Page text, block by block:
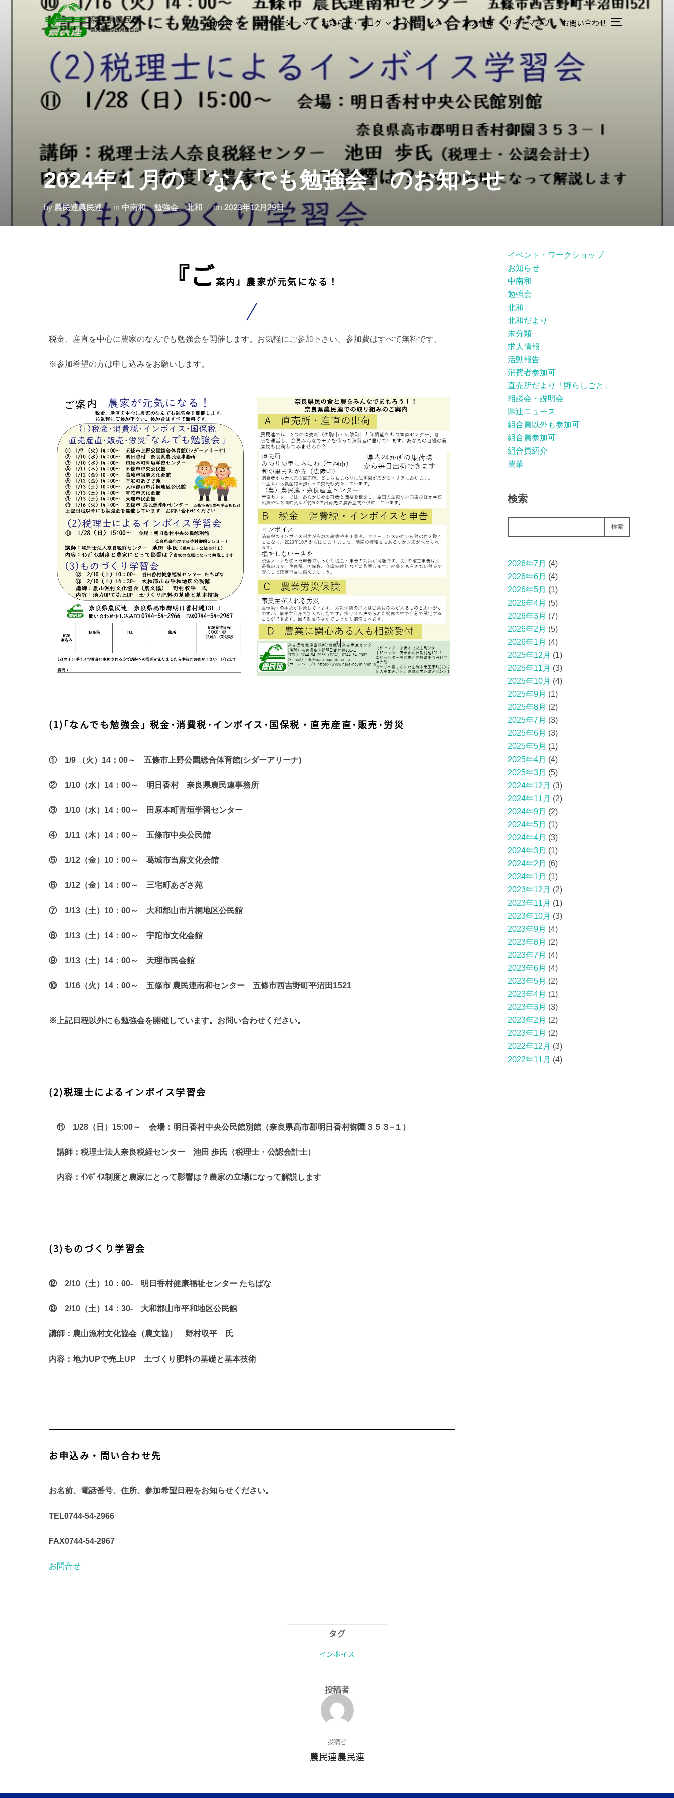
活動内容 産直センター お知らせ・ブログ 外部リンク 求人情報 サイトマップ お問い合わせ
2024年１月の「なんでも勉強会」のお知らせ
by 農民連農民連 in 中南和、勉強会、北和 on 2023年12月29日
『ご案内』農家が元気になる！
税金、産直を中心に農家のなんでも勉強会を開催します。お気軽にご参加下さい。参加費はすべて無料です。
※参加希望の方は申し込みをお願いします。
(1)｢なんでも勉強会｣ 税金･消費税･インボイス･国保税・直売産直･販売･労災
① 1/9 （火） 14 ： 00～ 五條市上野公園総合体育館(シダーアリーナ)
② 1/10 （水） 14 ： 00～ 明日香村 奈良県農民連事務所
③ 1/10 （水） 14 ： 00～ 田原本町青垣学習センター
④ 1/11 （木） 14 ： 00～ 五條市中央公民館
⑤ 1/12 （金） 10 ： 00～ 葛城市当麻文化会館
⑥ 1/12 （金） 14 ： 00～ 三宅町あざさ苑
⑦ 1/13 （土） 10 ： 00～ 大和郡山市片桐地区公民館
⑧ 1/13 （土） 14 ： 00～ 宇陀市文化会館
⑨ 1/13 （土） 14 ： 00～ 天理市民会館
⑩ 1/16 （火） 14 ： 00～ 五條市 農民連南和センター 五條市西吉野町平沼田 1521
※上記日程以外にも勉強会を開催しています。お問い合わせください。
(2)税理士によるインボイス学習会
⑪ 1/28 （日） 15:00～ 会場：明日香村中央公民館別館（奈良県高市郡明日香村御園３５３−１）
講師： 税理士法人奈良税経センター 池田 歩氏 （税理士・公認会計士）
内容：ｲﾝﾎﾞｲｽ制度と農家にとって影響は？ 農家の立場になって解説します
(3)ものづくり学習会
⑫ 2/10 （土） 10 ： 00- 明日香村健康福祉センター たちばな
⑬ 2/10 （土） 14 ： 30- 大和郡山市平和地区公民館
講師： 農山漁村文化協会（農文協） 野村収平 氏
内容：地力UPで売上UP 土づくり肥料の基礎と基本技術
お申込み・問い合わせ先
お名前、電話番号、住所、参加希望日程をお知らせください。
TEL0744-54-2966
FAX0744-54-2967
お問合せ
イベント・ワークショップ
お知らせ
中南和
勉強会
北和
北和だより
未分類
求人情報
活動報告
消費者参加可
直売所だより「野らしごと」
相談会・説明会
県連ニュース
組合員以外も参加可
組合員参加可
組合員紹介
農業
検索
検索
2026年7月 (4)
2026年6月 (4)
2026年5月 (1)
2026年4月 (5)
2026年3月 (7)
2026年2月 (5)
2026年1月 (4)
2025年12月 (1)
2025年11月 (3)
2025年10月 (4)
2025年9月 (1)
2025年8月 (2)
2025年7月 (3)
2025年6月 (3)
2025年5月 (1)
2025年4月 (4)
2025年3月 (5)
2024年12月 (3)
2024年11月 (2)
2024年9月 (2)
2024年5月 (1)
2024年4月 (3)
2024年3月 (1)
2024年2月 (6)
2024年1月 (1)
2023年12月 (2)
2023年11月 (1)
2023年10月 (3)
2023年9月 (4)
2023年8月 (2)
2023年7月 (4)
2023年6月 (4)
2023年5月 (2)
2023年4月 (1)
2023年3月 (3)
2023年2月 (2)
2023年1月 (2)
2022年12月 (3)
2022年11月 (4)
タグ
インボイス
投稿者
投稿者
農民連農民連